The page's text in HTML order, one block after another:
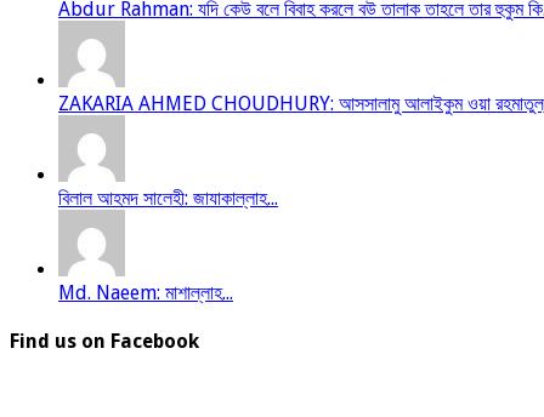
Abdur Rahman: যদি কেউ বলে বিবাহ করলে বউ তালাক তাহলে তার হুকুম
ZAKARIA AHMED CHOUDHURY: আসসালামু আলাইকুম ওয়া
বিলাল আহমদ সালেহী: জাযাকাল্লাহ...
Md. Naeem: মাশাল্লাহ...
Find us on Facebook